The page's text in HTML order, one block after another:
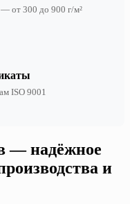
от 300 до 900 г/м²
ISO 9001
— надёжное
и